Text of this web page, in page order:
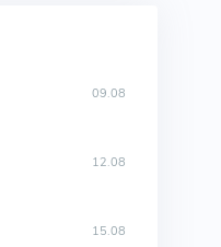
09.08
12.08
15.08